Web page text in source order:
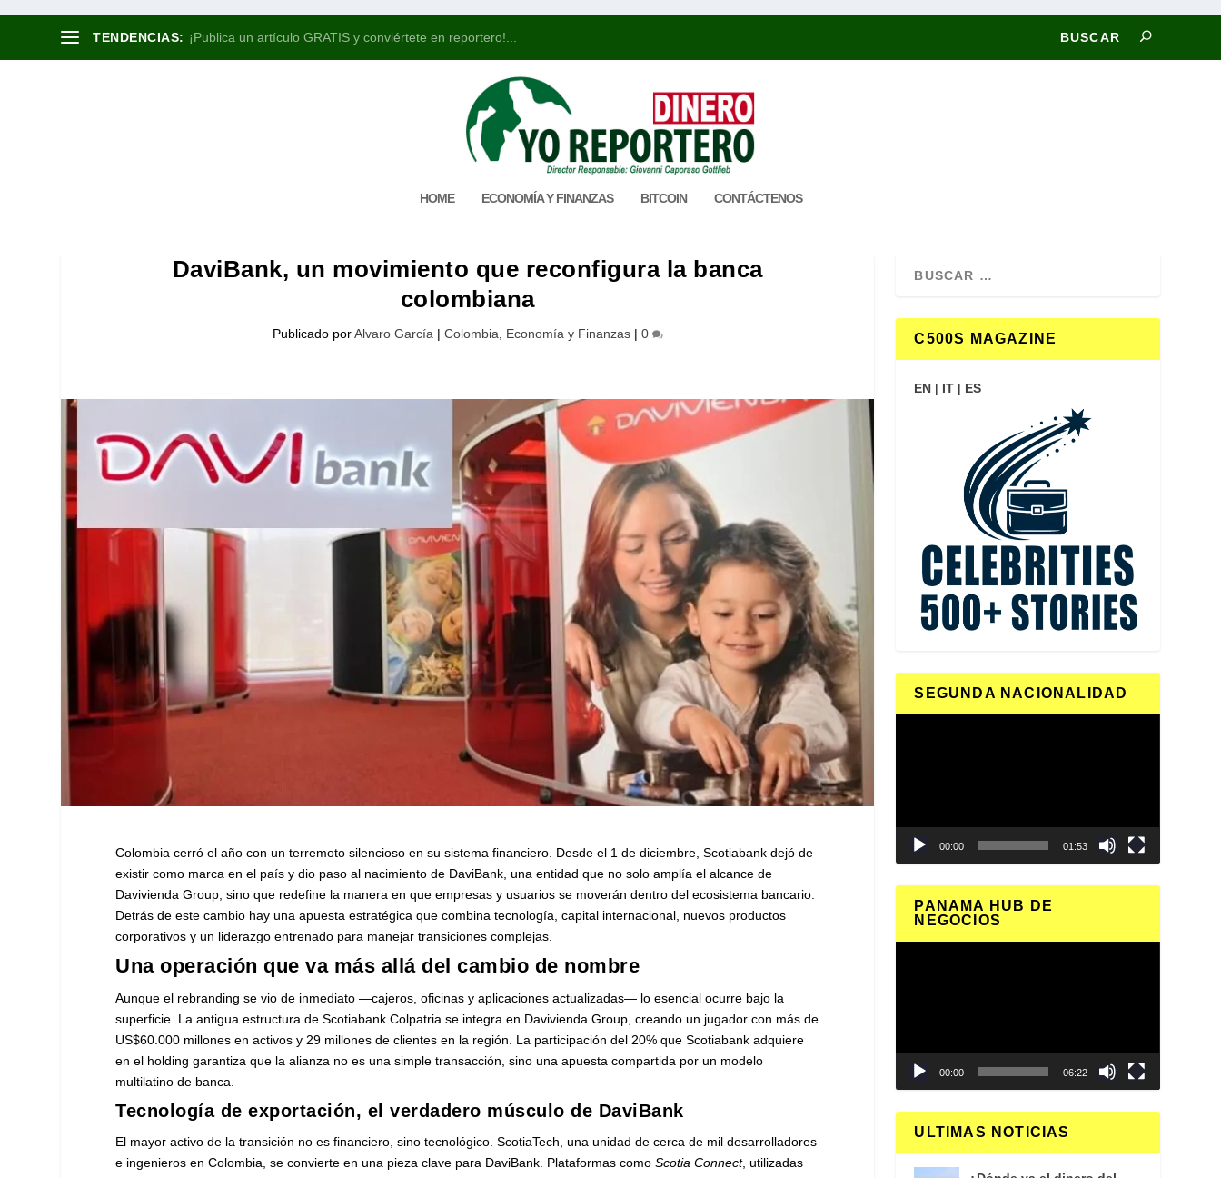
TENDENCIAS: ¡Publica un artículo GRATIS y conviértete en reportero!...
HOME ECONOMÍA Y FINANZAS BITCOIN CONTÁCTENOS
DaviBank, un movimiento que reconfigura la banca
colombiana
Publicado porAlvaro García | Colombia Economía y Finanzas| 0
Colombia cerró el año con un terremoto silencioso en su sistema financiero. Desde el 1 de diciembre, Scotiabank dejó de
existir como marca en el país y dio paso al nacimiento de DaviBank, una entidad que no solo amplía el alcance de
Davivienda Group, sino que redefine la manera en que empresas y usuarios se moverán dentro del ecosistema bancario.
Detrás de este cambio hay una apuesta estratégica que combina tecnología, capital internacional, nuevos productos
corporativos y un liderazgo entrenado para manejar transiciones complejas.
Una operación que va más allá del cambio de nombre
Aunque el rebranding se vio de inmediato —cajeros, oficinas y aplicaciones actualizadas— lo esencial ocurre bajo la
superficie. La antigua estructura de Scotiabank Colpatria se integra en Davivienda Group, creando un jugador con más de
US$60.000 millones en activos y 29 millones de clientes en la región. La participación del 20% que Scotiabank adquiere
en el holding garantiza que la alianza no es una simple transacción, sino una apuesta compartida por un modelo
multilatino de banca.
Tecnología de exportación, el verdadero músculo de DaviBank
El mayor activo de la transición no es financiero, sino tecnológico. ScotiaTech, una unidad de cerca de mil desarrolladores
e ingenieros en Colombia, se convierte en una pieza clave para DaviBank. Plataformas comoScotia Connect, utilizadas
C500S MAGAZINE
EN | IT | ES
SEGUNDA NACIONALIDAD
00:00 01:53
PANAMA HUB DE
NEGOCIOS
00:00 06:22
ULTIMAS NOTICIAS